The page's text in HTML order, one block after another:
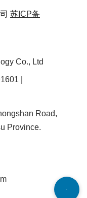
苏ICP备
Co., Ltd
|
Road,
Province.